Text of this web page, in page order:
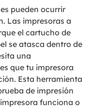
pueden ocurrir
Las impresoras a
el cartucho de
se atasca dentro de
una
que tu impresora
Esta herramienta
de impresión
funciona o